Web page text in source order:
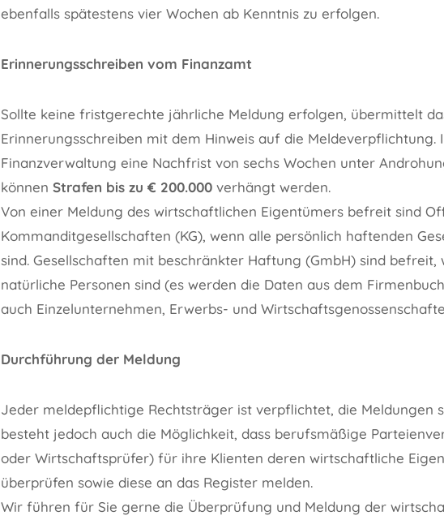
ebenfalls spätestens vier Wochen ab Kenntnis zu erfolgen.
Erinnerungsschreiben vom Finanzamt
Sollte keine fristgerechte jährliche Meldung erfolgen, übermittelt
Erinnerungsschreiben mit dem Hinweis auf die Meldeverpflichtung.
Finanzverwaltung eine Nachfrist von sechs Wochen unter
können Strafen bis zu € 200.000 verhängt werden.
Von einer Meldung des wirtschaftlichen Eigentümers befreit sind
Kommanditgesellschaften (KG), wenn alle persönlich haftenden
sind. Gesellschaften mit beschränkter Haftung (GmbH) sind befreit,
natürliche Personen sind (es werden die Daten aus dem
auch Einzelunternehmen, Erwerbs- und
Durchführung der Meldung
Jeder meldepflichtige Rechtsträger ist verpflichtet, die Meldungen
besteht jedoch auch die Möglichkeit, dass berufsmäßige
oder Wirtschaftsprüfer) für ihre Klienten deren wirtschaftliche
überprüfen sowie diese an das Register melden.
Wir führen für Sie gerne die Überprüfung und Meldung der